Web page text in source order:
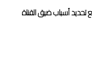
أسباب ضيق القناة